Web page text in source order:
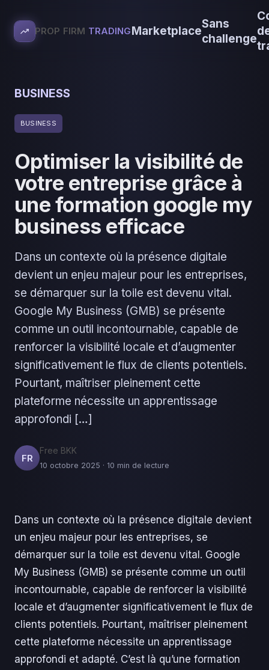
PROP FIRM TRADINGMarketplace
Sans
challenge
BUSINESS
BUSINESS
Optimiser la visibilité de
votre entreprise grâce à
une formation google my
business efficace
Dans un contexte où la présence digitale
devient un enjeu majeur pour les entreprises,
se démarquer sur la toile est devenu vital.
Google My Business (GMB) se présente
comme un outil incontournable, capable de
renforcer la visibilité locale et d’augmenter
significativement le flux de clients potentiels.
Pourtant, maîtriser pleinement cette
plateforme nécessite un apprentissage
approfondi […]
FR
Free BKK
10 octobre 2025 · 10 min de lecture
Dans un contexte où la présence digitale devient
un enjeu majeur pour les entreprises, se
démarquer sur la toile est devenu vital. Google
My Business (GMB) se présente comme un outil
incontournable, capable de renforcer la visibilité
locale et d’augmenter significativement le flux de
clients potentiels. Pourtant, maîtriser pleinement
cette plateforme nécessite un apprentissage
approfondi et adapté. C’est là qu’une formation